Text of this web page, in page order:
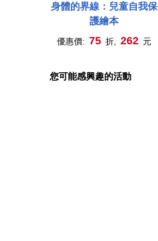
身體的界線：兒童自我保
護繪本
優惠價: 75 折, 262 元
您可能感興趣的活動